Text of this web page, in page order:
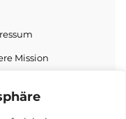
Mission
uns